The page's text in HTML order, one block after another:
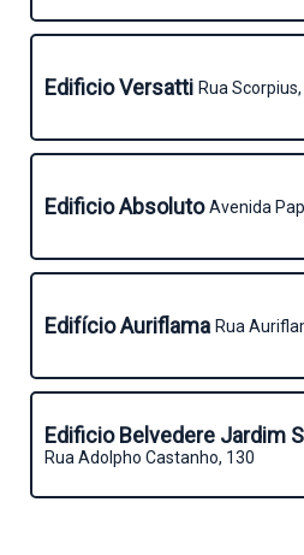
Edificio Versatti Rua
Edificio AbsolutoAvenida
Edifício Auriflama Rua
Edificio Belvedere Jardim
Rua Adolpho Castanho, 130